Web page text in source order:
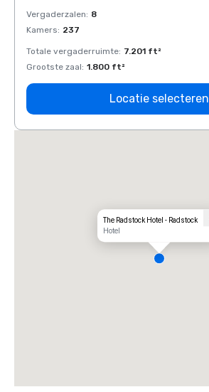
Vergaderzalen: 8
Kamers: 237
Totale vergaderruimte: 7.201 ft²
Grootste zaal: 1.800 ft²
Locatie selecteren
The Radstock Hotel - Radstock
Hotel